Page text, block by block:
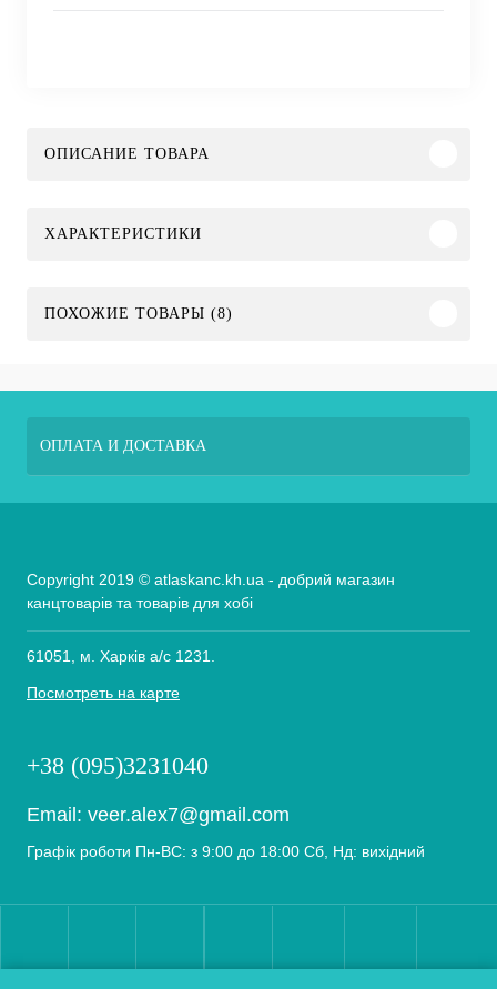
ОПИСАНИЕ ТОВАРА
ХАРАКТЕРИСТИКИ
ПОХОЖИЕ ТОВАРЫ (8)
ОПЛАТА И ДОСТАВКА
Copyright 2019 © atlaskanc.kh.ua - добрий магазин
канцтоварів та товарів для хобі
61051, м. Харків а/с 1231.
Посмотреть на карте
+38 (095)3231040
Email: veer.alex7@gmail.com
Графік роботи Пн-ВС: з 9:00 до 18:00 Сб, Нд: вихідний